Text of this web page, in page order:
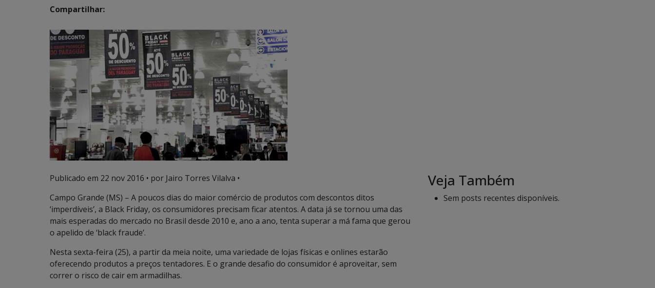
Compartilhar:
Publicado em 22 nov 2016 • por Jairo Torres Vilalva •
Campo Grande (MS) – A poucos dias do maior comércio de produtos com descontos ditos
‘imperdíveis’, a Black Friday, os consumidores precisam ficar atentos. A data já se tornou uma das
mais esperadas do mercado no Brasil desde 2010 e, ano a ano, tenta superar a má fama que gerou
o apelido de ‘black fraude’.
Nesta sexta-feira (25), a partir da meia noite, uma variedade de lojas físicas e onlines estarão
oferecendo produtos a preços tentadores. E o grande desafio do consumidor é aproveitar, sem
correr o risco de cair em armadilhas.
Veja Também
Sem posts recentes disponíveis.